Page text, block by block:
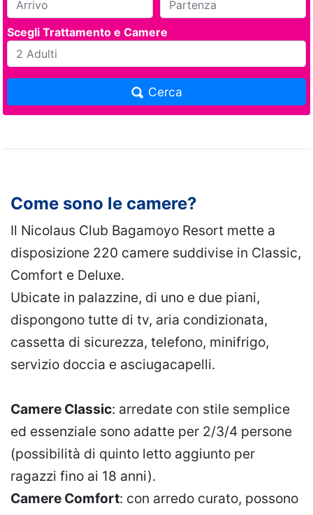
Scegli Trattamento e Camere
Cerca
Come sono le camere?
Il Nicolaus Club Bagamoyo Resort mette a
disposizione 220 camere suddivise in Classic,
Comfort e Deluxe.
Ubicate in palazzine, di uno e due piani,
dispongono tutte di tv, aria condizionata,
cassetta di sicurezza, telefono, minifrigo,
servizio doccia e asciugacapelli.
Camere Classic: arredate con stile semplice
ed essenziale sono adatte per 2/3/4 persone
(possibilità di quinto letto aggiunto per
ragazzi fino ai 18 anni).
Camere Comfort: con arredo curato, possono